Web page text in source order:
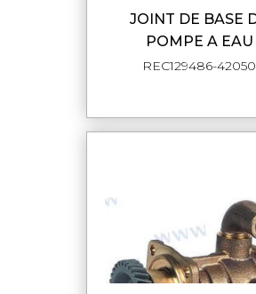
JOINT DE BASE DE
POMPE A EAU
REC129486-42050